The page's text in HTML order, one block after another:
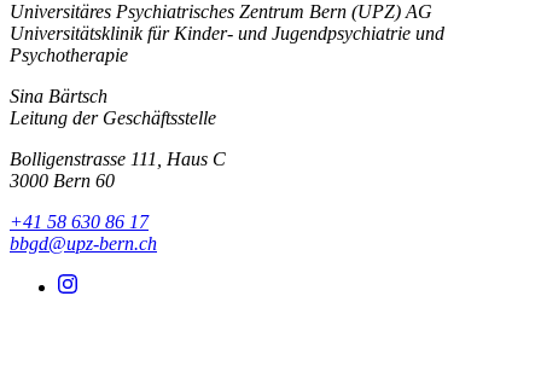
Universitäres Psychiatrisches Zentrum Bern (UPZ) AG
Universitätsklinik für Kinder- und Jugendpsychiatrie und
Psychotherapie
Sina Bärtsch
Leitung der Geschäftsstelle
Bolligenstrasse 111, Haus C
3000 Bern 60
+41 58 630 86 17
bbgd@upz-bern.ch
instagram